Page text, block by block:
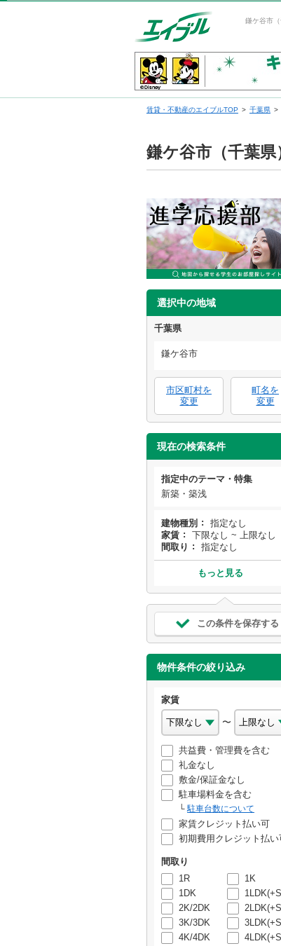
鎌ケ谷市
賃貸・不動産のエイブルTOP 千葉県
鎌ケ谷市（千葉
選択中の地域
千葉県
鎌ケ谷市
市区町村を
変更
町名を
変更
現在の検索条件
指定中のテーマ・特集
新築・築浅
建物種別
指定なし
家賃
下限なし ~ 上限なし
間取り
指定なし
もっと見る
この条件を保存する
物件条件の絞り込み
家賃
〜
共益費・管理費を含む
礼金なし
敷金/保証金なし
駐車場料金を含む
駐車台数について
家賃クレジット払い可
初期費用クレジット払い
間取り
1R
1K
1DK
2K/2DK
3K/3DK
4K/4DK